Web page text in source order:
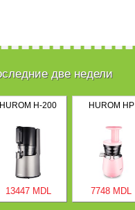
две недели
HUROM H-200
13447 MDL
HUROM HP
7748 MDL